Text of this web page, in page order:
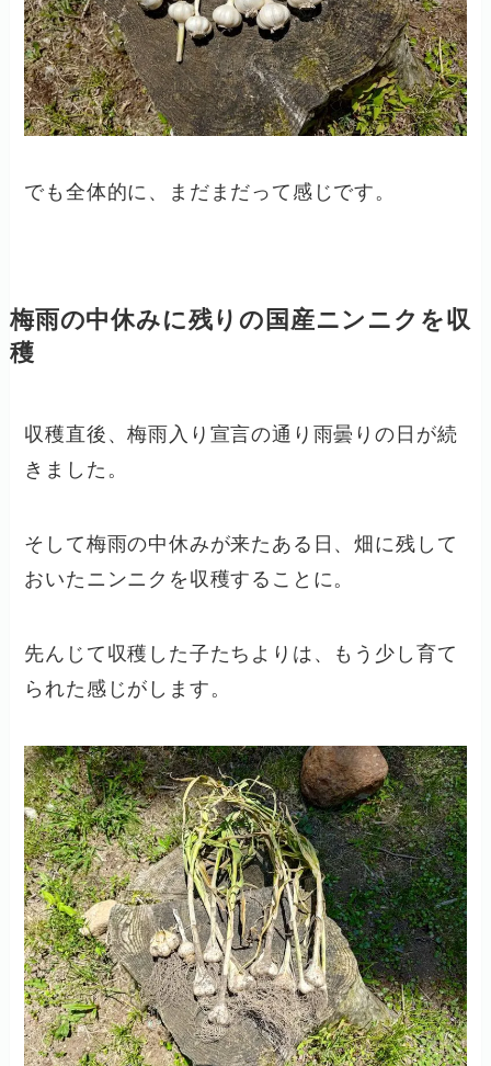
でも全体的に、まだまだって感じです。
梅雨の中休みに残りの国産ニンニクを収
穫
収穫直後、梅雨入り宣言の通り雨曇りの日が続
きました。
そして梅雨の中休みが来たある日、畑に残して
おいたニンニクを収穫することに。
先んじて収穫した子たちよりは、もう少し育て
られた感じがします。